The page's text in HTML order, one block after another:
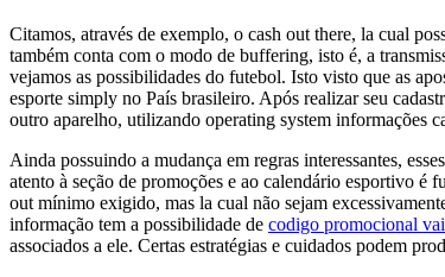
Citamos, através de exemplo, o cash out there, la cual
também conta com o modo de buffering, isto é, a
vejamos as possibilidades do futebol. Isto visto que as
esporte simply no País brasileiro. Após realizar seu
outro aparelho, utilizando operating system informações
Ainda possuindo a mudança em regras interessantes,
atento à seção de promoções e ao calendário esportivo é
out mínimo exigido, mas la cual não sejam
informação tem a possibilidade de codigo promocional
associados a ele. Certas estratégias e cuidados podem